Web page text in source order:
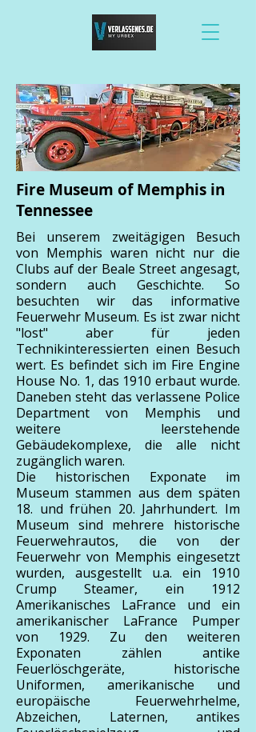
Fire Museum of Memphis in
Tennessee
Bei unserem zweitägigen Besuch
von Memphis waren nicht nur die
Clubs auf der Beale Street angesagt,
sondern auch Geschichte. So
besuchten wir das informative
Feuerwehr Museum. Es ist zwar nicht
"lost" aber für jeden
Technikinteressierten einen Besuch
wert. Es befindet sich im Fire Engine
House No. 1, das 1910 erbaut wurde.
Daneben steht das verlassene Police
Department von Memphis und
weitere leerstehende
Gebäudekomplexe, die alle nicht
zugänglich waren.
Die historischen Exponate im
Museum stammen aus dem späten
18. und frühen 20. Jahrhundert. Im
Museum sind mehrere historische
Feuerwehrautos, die von der
Feuerwehr von Memphis eingesetzt
wurden, ausgestellt u.a. ein 1910
Crump Steamer, ein 1912
Amerikanisches LaFrance und ein
amerikanischer LaFrance Pumper
von 1929. Zu den weiteren
Exponaten zählen antike
Feuerlöschgeräte, historische
Uniformen, amerikanische und
europäische Feuerwehrhelme,
Abzeichen, Laternen, antikes